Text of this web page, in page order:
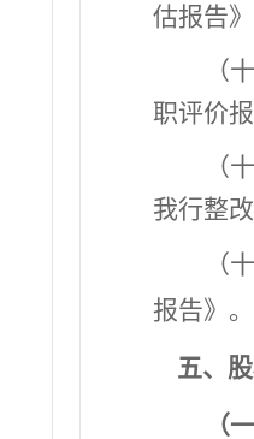
估报告
（
职评价
（
我行整
（
报告》。
五、
（